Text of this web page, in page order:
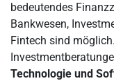
bedeutendes
Bankwesen,
Fintech sind
Technologie und